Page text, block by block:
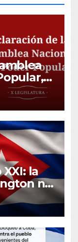
y
pueblo
la
no